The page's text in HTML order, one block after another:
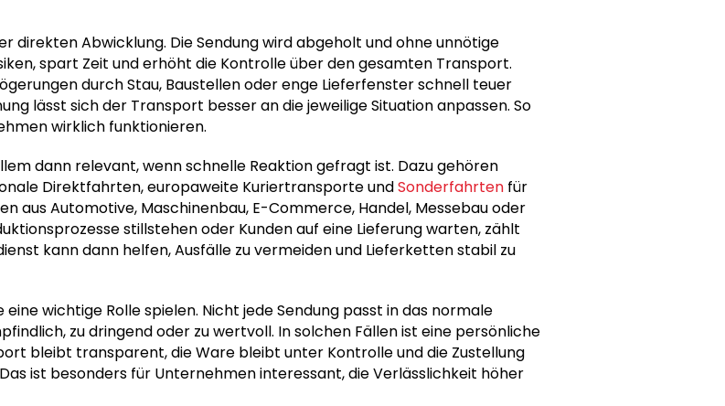
direkten Abwicklung. Die Sendung wird abgeholt und ohne unnötige
spart Zeit und erhöht die Kontrolle über den gesamten Transport.
durch Stau, Baustellen oder enge Lieferfenster schnell teuer
lässt sich der Transport besser an die jeweilige Situation anpassen. So
wirklich funktionieren.
dann relevant, wenn schnelle Reaktion gefragt ist. Dazu gehören
Direktfahrten, europaweite Kuriertransporte undSonderfahrten für
aus Automotive, Maschinenbau, E-Commerce, Handel, Messebau oder
stillstehen oder Kunden auf eine Lieferung warten, zählt
kann dann helfen, Ausfälle zu vermeiden und Lieferketten stabil zu
wichtige Rolle spielen. Nicht jede Sendung passt in das normale
zu dringend oder zu wertvoll. In solchen Fällen ist eine persönliche
bleibt transparent, die Ware bleibt unter Kontrolle und die Zustellung
ist besonders für Unternehmen interessant, die Verlässlichkeit höher